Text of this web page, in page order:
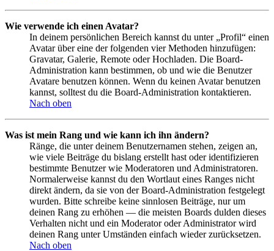
Wie verwende ich einen Avatar?
In deinem persönlichen Bereich kannst du unter „Profil“ einen
Avatar über eine der folgenden vier Methoden hinzufügen:
Gravatar, Galerie, Remote oder Hochladen. Die Board-
Administration kann bestimmen, ob und wie die Benutzer
Avatare benutzen können. Wenn du keinen Avatar benutzen
kannst, solltest du die Board-Administration kontaktieren.
Nach oben
Was ist mein Rang und wie kann ich ihn ändern?
Ränge, die unter deinem Benutzernamen stehen, zeigen an,
wie viele Beiträge du bislang erstellt hast oder identifizieren
bestimmte Benutzer wie Moderatoren und Administratoren.
Normalerweise kannst du den Wortlaut eines Ranges nicht
direkt ändern, da sie von der Board-Administration festgelegt
wurden. Bitte schreibe keine sinnlosen Beiträge, nur um
deinen Rang zu erhöhen — die meisten Boards dulden dieses
Verhalten nicht und ein Moderator oder Administrator wird
deinen Rang unter Umständen einfach wieder zurücksetzen.
Nach oben